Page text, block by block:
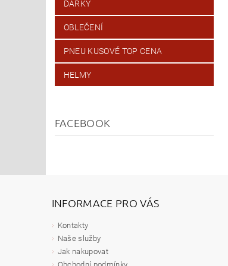
DÁRKY
OBLEČENÍ
PNEU KUSOVÉ TOP CENA
HELMY
FACEBOOK
INFORMACE PRO VÁS
Kontakty
Naše služby
Jak nakupovat